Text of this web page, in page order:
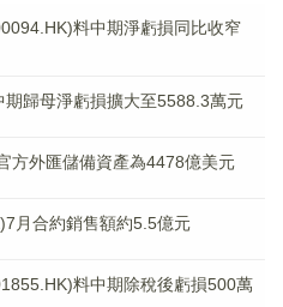
料中期淨虧損同比收窄
歸母淨虧損擴大至5588.3萬元
方外匯儲備資產為4478億美元
月合約銷售額約5.5億元
料中期除稅後虧損500萬